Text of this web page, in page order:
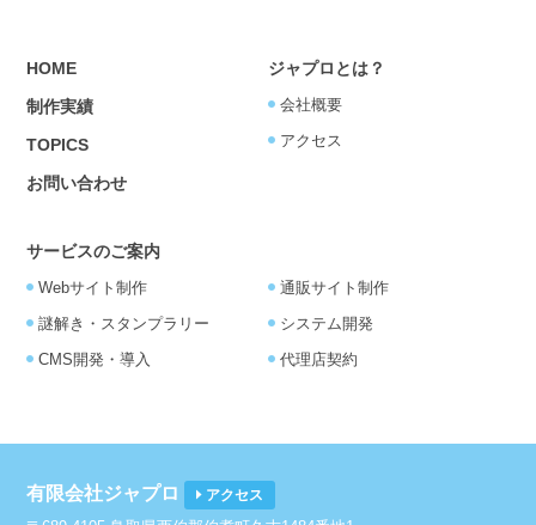
HOME
制作実績
TOPICS
お問い合わせ
ジャプロとは？
会社概要
アクセス
サービスのご案内
Webサイト制作
通販サイト制作
謎解き・スタンプラリー
システム開発
CMS開発・導入
代理店契約
有限会社ジャプロ アクセス